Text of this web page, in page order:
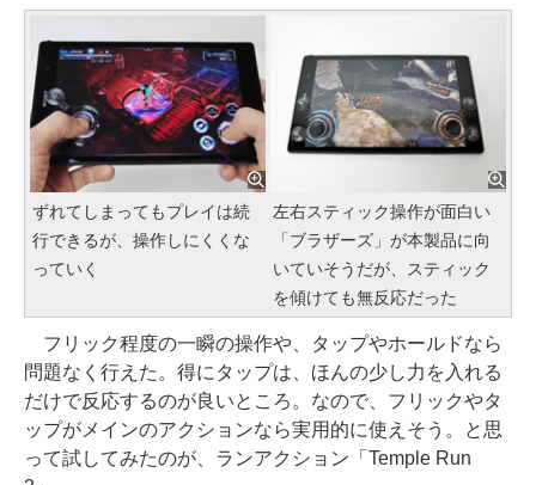
ずれてしまってもプレイは続
行できるが、操作しにくくな
っていく
左右スティック操作が面白い
「ブラザーズ」が本製品に向
いていそうだが、スティック
を傾けても無反応だった
フリック程度の一瞬の操作や、タップやホールドなら
問題なく行えた。得にタップは、ほんの少し力を入れる
だけで反応するのが良いところ。なので、フリックやタ
ップがメインのアクションなら実用的に使えそう。と思
って試してみたのが、ランアクション「Temple Run